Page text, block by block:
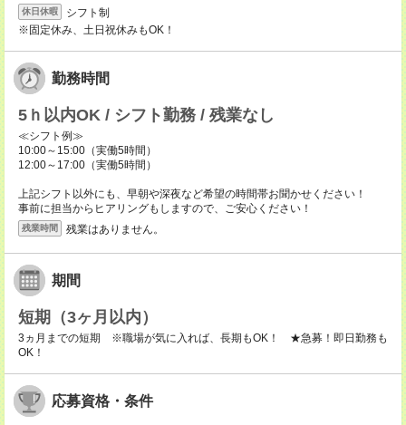
休日休暇
シフト制
※固定休み、土日祝休みもOK！
勤務時間
5ｈ以内OK / シフト勤務 / 残業なし
≪シフト例≫
10:00～15:00（実働5時間）
12:00～17:00（実働5時間）
上記シフト以外にも、早朝や深夜など希望の時間帯お聞かせください！
事前に担当からヒアリングもしますので、ご安心ください！
残業時間 残業はありません。
期間
短期（3ヶ月以内）
3ヵ月までの短期 ※職場が気に入れば、長期もOK！ ★急募！即日勤務も
OK！
応募資格・条件